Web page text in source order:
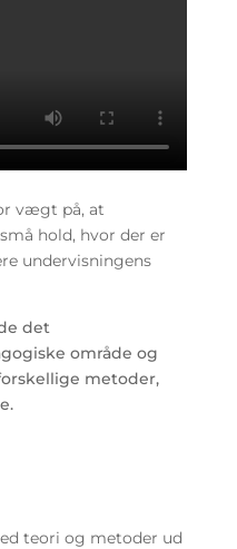
vægt på, at
hold, hvor der er
undervisningens
det
område og
metoder,
teori og metoder ud